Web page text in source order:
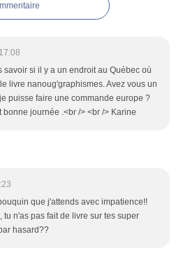
savoir si il y a un endroit au Québec où
livre nanoug'graphismes. Avez vous un
puisse faire une commande europe ?
bonne journée .<br /> <br /> Karine
que j'attends avec impatience!!
tu n'as pas fait de livre sur tes super
hasard??